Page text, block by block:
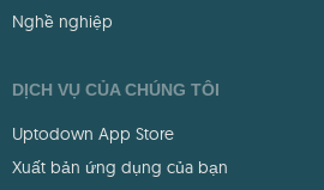
Nghề nghiệp
DỊCH VỤ CỦA CHÚNG TÔI
Uptodown App Store
Xuất bản ứng dụng của bạn